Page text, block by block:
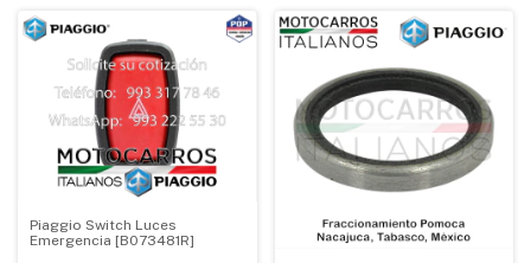
Piaggio Switch Luces
Emergencia [B073481R]